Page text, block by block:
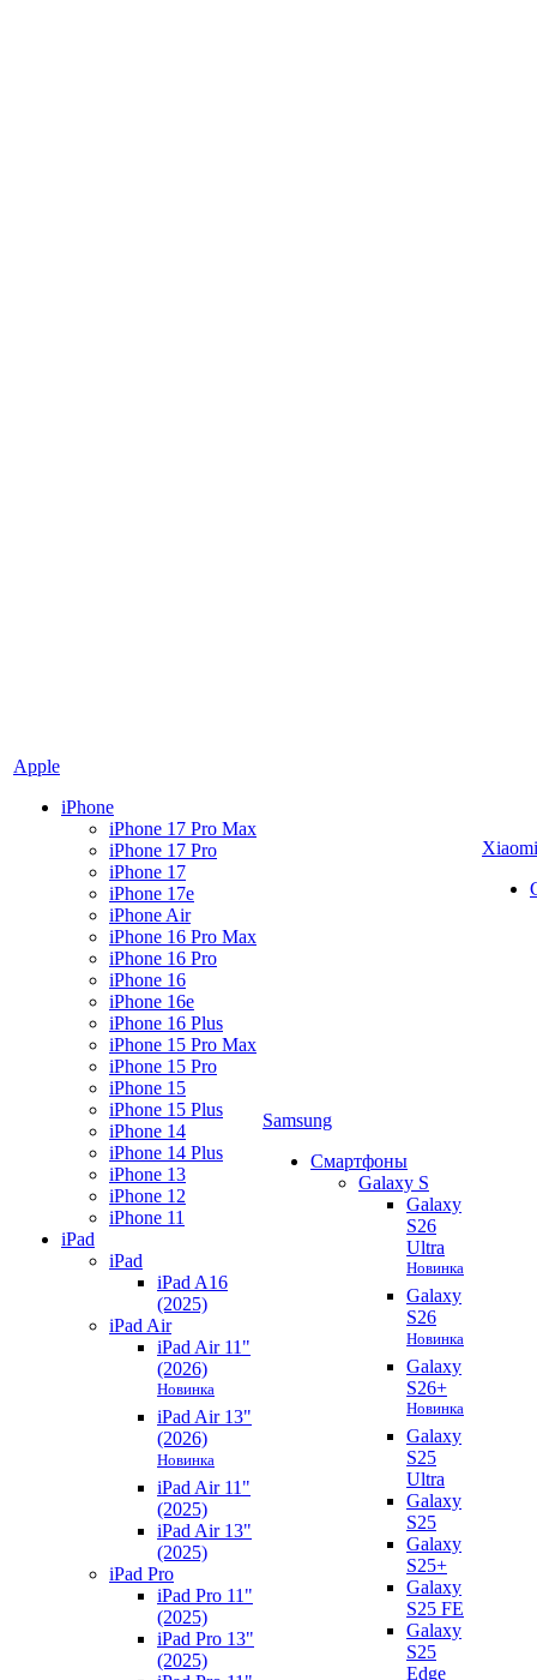
Apple
iPhone
iPhone 17 Pro Max
iPhone 17 Pro
iPhone 17
iPhone 17e
iPhone Air
iPhone 16 Pro Max
iPhone 16 Pro
iPhone 16
iPhone 16e
iPhone 16 Plus
iPhone 15 Pro Max
iPhone 15 Pro
iPhone 15
iPhone 15 Plus
iPhone 14
iPhone 14 Plus
iPhone 13
iPhone 12
iPhone 11
iPad
iPad
iPad A16
(2025)
iPad Air
iPad Air 11"
(2026)
Новинка
iPad Air 13"
(2026)
Новинка
iPad Air 11"
(2025)
iPad Air 13"
(2025)
iPad Pro
iPad Pro 11"
(2025)
iPad Pro 13"
(2025)
Samsung
Смартфоны
Galaxy S
Galaxy
S26
Ultra
Новинка
Galaxy
S26
Новинка
Galaxy
S26+
Новинка
Galaxy
S25
Ultra
Galaxy
S25
Galaxy
S25+
Galaxy
S25 FE
Galaxy
S25
Edge
Xiaomi